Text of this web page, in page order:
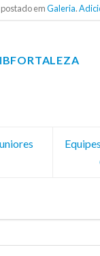
emGaleria.